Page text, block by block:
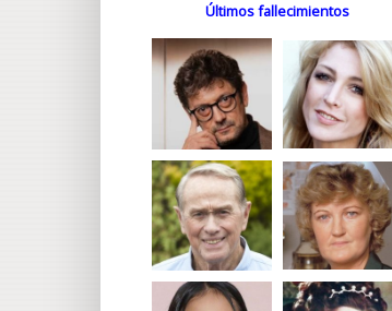
Últimos fallecimientos